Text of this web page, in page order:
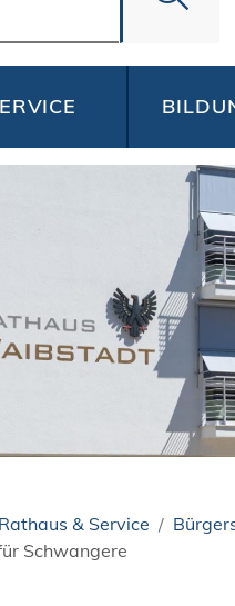
Rathaus & Service
Schwangere